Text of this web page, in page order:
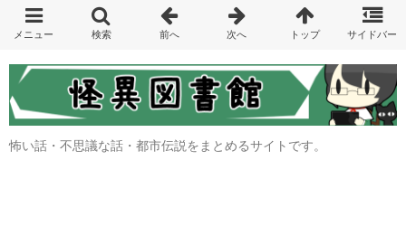
怖い話・不思議な話・都市伝説をまとめるサイトです。